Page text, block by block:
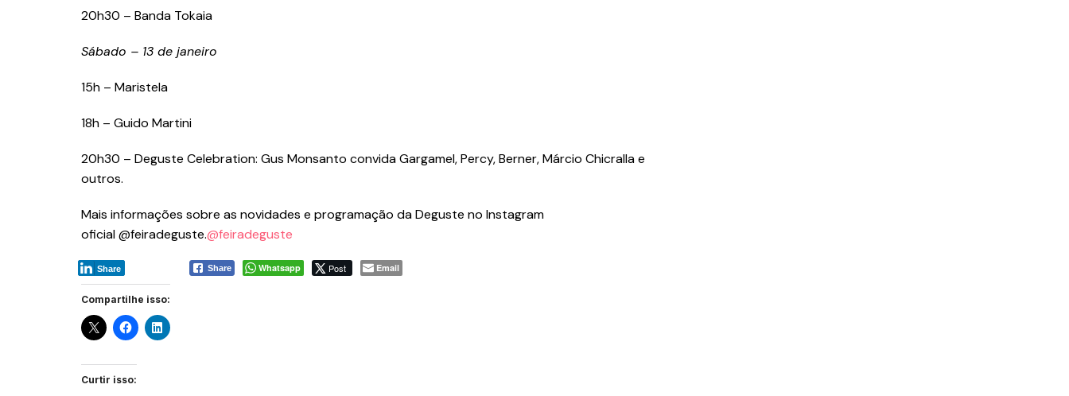
20h30 – Banda Tokaia
Sábado – 13 de janeiro
15h – Maristela
18h – Guido Martini
20h30 – Deguste Celebration: Gus Monsanto convida Gargamel, Percy, Berner, Márcio Chicralla e
outros.
Mais informações sobre as novidades e programação da Deguste no Instagram
oficial @feiradeguste.@feiradeguste
Share Whatsapp Post Email
Share
Compartilhe isso:
Curtir isso: